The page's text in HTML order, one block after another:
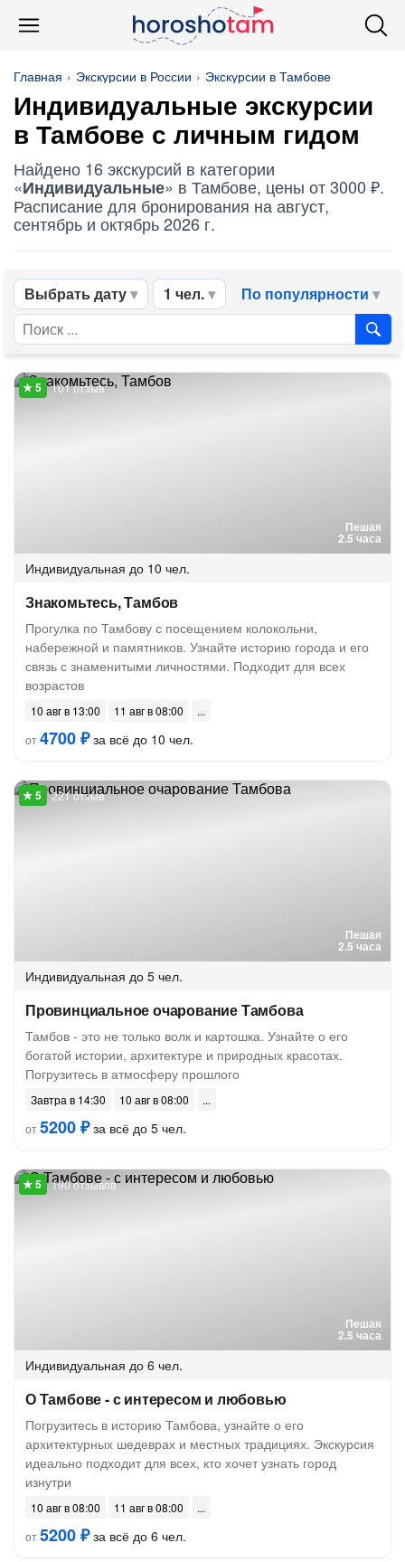
Главная Экскурсии в России Экскурсии в Тамбове
Индивидуальные экскурсии
в Тамбове с личным гидом
Найдено 16 экскурсий в категории
«Индивидуальные» в Тамбове, цены от 3000 ₽.
Расписание для бронирования на август,
сентябрь и октябрь 2026 г.
Выбрать дату 1 чел. По популярности
Пешая
2.5 часа
101 отзыв
Индивидуальная до 10 чел.
Знакомьтесь, Тамбов
Прогулка по Тамбову с посещением колокольни,
набережной и памятников. Узнайте историю города и его
связь с знаменитыми личностями. Подходит для всех
возрастов
10 авг в 13:00
11 авг в 08:00
от4700 ₽за всё до 10 чел.
Пешая
2.5 часа
221 отзыв
Индивидуальная до 5 чел.
Провинциальное очарование Тамбова
Тамбов - это не только волк и картошка. Узнайте о его
богатой истории, архитектуре и природных красотах.
Погрузитесь в атмосферу прошлого
Завтра в 14:30
10 авг в 08:00
от5200 ₽за всё до 5 чел.
Пешая
2.5 часа
190 отзывов
Индивидуальная до 6 чел.
О Тамбове - с интересом и любовью
Погрузитесь в историю Тамбова, узнайте о его
архитектурных шедеврах и местных традициях. Экскурсия
идеально подходит для всех, кто хочет узнать город
изнутри
10 авг в 08:00
11 авг в 08:00
от5200 ₽за всё до 6 чел.